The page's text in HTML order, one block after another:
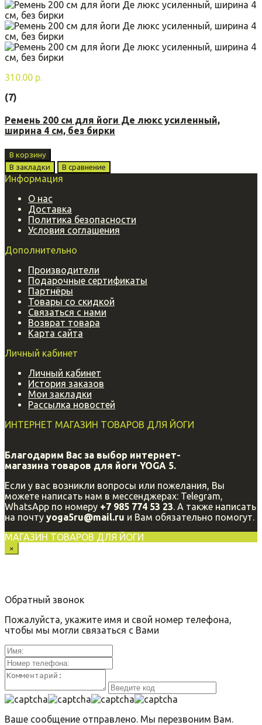
310.00 р.
(7)
Ремень 200 см для йоги Де люкс усиленный,
ширина 4 см, без бирки
В корзину
В закладки
В сравнение
Информация
О нас
Доставка
Политика безопасности
Условия соглашения
Дополнительно
Производители
Подарочные сертификаты
Партнёры
Товары со скидкой
Связаться с нами
Возврат товара
Карта сайта
Личный кабинет
Личный кабинет
История заказов
Мои закладки
Рассылка новостей
ИНТЕРНЕТ МАГАЗИН ТОВАРОВ ДЛЯ ЙОГИ
Благодарим Вас за выбор интернет-
магазина товаров для йоги YOGA 5.
Если у вас возникли вопросы или пожелания, Вы
можете написать нам в мессенджерах: Telegram,
WhatsApp по номеру +7 985 774 53 23. А также написать
на почту yoga5ru@mail.ru и Вам обязательно помогут.
МАГАЗИН ТОВАРОВ ДЛЯ ЙОГИ
×
Обратный звонок
Пожалуйста, укажите имя и свой номер телефона,
чтобы мы могли связаться с Вами
Ваше сообщение отправлено. Мы перезвоним Вам.